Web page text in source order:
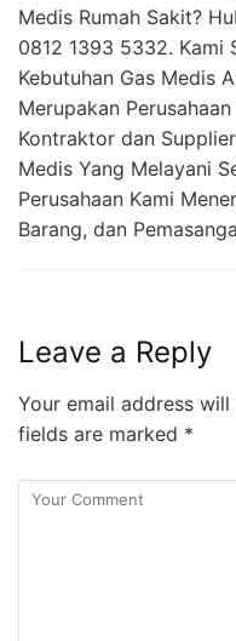
Medis Rumah Sakit?
0812 1393 5332. Kami
Kebutuhan Gas Medis
Merupakan
Kontraktor dan
Medis Yang Melayani
Perusahaan Kami
Barang, dan
Leave a Reply
Your email address
fields are marked *